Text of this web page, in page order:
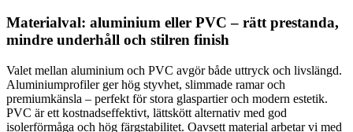
Materialval: aluminium eller PVC – rätt prestanda,
mindre underhåll och stilren finish
Valet mellan aluminium och PVC avgör både uttryck och livslängd.
Aluminiumprofiler ger hög styvhet, slimmade ramar och
premiumkänsla – perfekt för stora glaspartier och modern estetik.
PVC är ett kostnadseffektivt, lättskött alternativ med god
isolerförmåga och hög färgstabilitet. Oavsett material arbetar vi med